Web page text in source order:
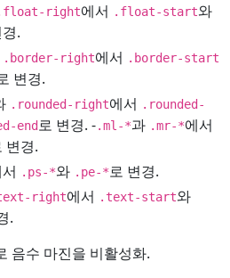
right에서 .float-start와
.
.border-right에서 .border-start
변경.
.rounded-right에서 .rounded-
end로 변경. -.ml-*과 .mr-*에서
변경.
.ps-*와 .pe-*로 변경.
right에서 .text-start와
.
음수 마진을 비활성화.